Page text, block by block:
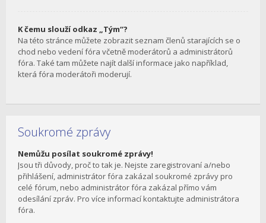
K čemu slouží odkaz „Tým“?
Na této stránce můžete zobrazit seznam členů starajících se o
chod nebo vedení fóra včetně moderátorů a administrátorů
fóra. Také tam můžete najít další informace jako například,
která fóra moderátoři moderují.
Soukromé zprávy
Nemůžu posílat soukromé zprávy!
Jsou tři důvody, proč to tak je. Nejste zaregistrovaní a/nebo
přihlášení, administrátor fóra zakázal soukromé zprávy pro
celé fórum, nebo administrátor fóra zakázal přímo vám
odesílání zpráv. Pro více informací kontaktujte administrátora
fóra.